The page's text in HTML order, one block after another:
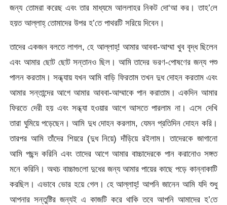
জন্য তোমরা করেছ এবং তার মাধ্যমে আললাহর নিকট দো‘আ কর। তাহ’লে
হয়ত আল্লাহ্‌ তোমাদের উপর হ’তে পাথরটি সরিয়ে দিবেন।
তাদের একজন বলতে লাগল, হে আল্লাহ্‌! আমার আববা-আম্মা খুব বৃদ্ধ ছিলেন
এবং আমার ছোট ছোট সন্তানও ছিল। আমি তাদের ভরণ-পোষণের জন্য পশু
পালন করতাম। সন্ধ্যায় যখন আমি বাড়ি ফিরতাম তখন দুধ দোহন করতাম এবং
আমার সন্তান্দের আগে আমার আববা-আম্মাকে পান করাতাম। একদিন আমার
ফিরতে দেরী হয় এবং সন্ধ্যা হওয়ার আগে আসতে পারলাম না। এসে দেখি
তারা ঘুমিয়ে পড়েছেন। আমি দুধ দোহন করলাম, যেমন প্রতিদিন দোহন করি।
তারপর আমি তাঁদের শিয়রে (দুধ নিয়ে) দাঁড়িয়ে রইলাম। তাদেরকে জাগানো
আমি পছন্দ করিনি এবং তাদের আগে আমার বাচ্চাদেরকে পান করানোও সঙ্গত
মনে করিনি। অথচ বাচ্চাগুলো দুধের জন্য আমার পায়ের কাছে পড়ে কান্নাকাটি
করছিল। এভাবে ভোর হয়ে গেল। হে আল্লাহ্‌! আপনি জানেন আমি যদি শুধু
আপনার সন্তুষ্টির জন্যই এ কাজটি করে থাকি তবে আপনি আমাদের হ’তে